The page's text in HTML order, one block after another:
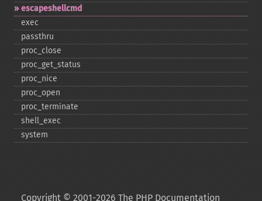
escapeshellcmd
exec
passthru
proc_​close
proc_​get_​status
proc_​nice
proc_​open
proc_​terminate
shell_​exec
system
Copyright © 2001-2026 The PHP Documentation